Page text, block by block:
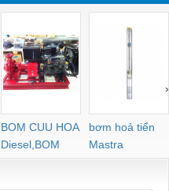
BOM CUU HOA
Diesel,BOM
CHUA CHAY
bơm hoả tiển
Mastra
›